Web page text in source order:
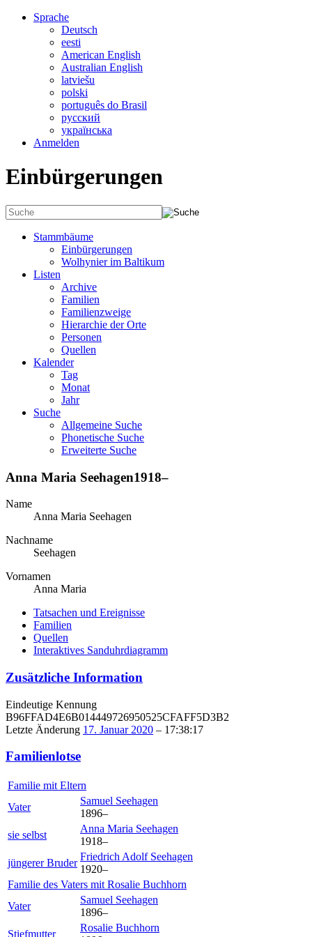
Sprache
Deutsch
eesti
American English
Australian English
latviešu
polski
português do Brasil
русский
українська
Anmelden
Einbürgerungen
Stammbäume
Einbürgerungen
Wolhynier im Baltikum
Listen
Archive
Familien
Familienzweige
Hierarchie der Orte
Personen
Quellen
Kalender
Tag
Monat
Jahr
Suche
Allgemeine Suche
Phonetische Suche
Erweiterte Suche
Anna Maria Seehagen1918–
Name
Anna Maria Seehagen
Nachname
Seehagen
Vornamen
Anna Maria
Tatsachen und Ereignisse
Familien
Quellen
Interaktives Sanduhrdiagramm
Zusätzliche Information
Eindeutige Kennung
B96FFAD4E6B014449726950525CFAFF5D3B2
Letzte Änderung 17. Januar 2020 – 17:38:17
Familienlotse
Familie mit Eltern
Vater
Samuel Seehagen
1896–
sie selbst
Anna Maria Seehagen
1918–
jüngerer Bruder
Friedrich Adolf Seehagen
1920–
Familie des Vaters mit Rosalie Buchhorn
Vater
Samuel Seehagen
1896–
Stiefmutter
Rosalie Buchhorn